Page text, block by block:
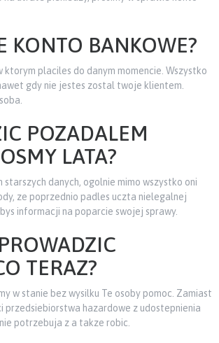
KONTO BANKOWE?
placiles do danym momencie. Wszystko
gdy nie jestes zostal twoje klientem.
POZADALEM
LATA?
danych, ogolnie mimo wszystko oni
ze poprzednio padles uczta nielegalnej
informacji na poparcie swojej sprawy.
TERAZ?
w stanie bez wysilku Te osoby pomoc. Zamiast
hazardowe z udostepnienia
potrzebuja z a takze robic.